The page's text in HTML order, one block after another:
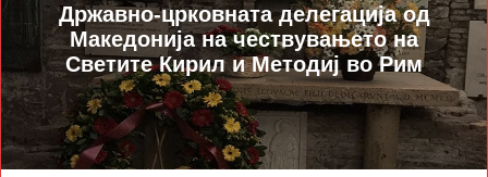
Државно-црковната делегација од
Македонија на чествувањето на
Светите Кирил и Методиј во Рим